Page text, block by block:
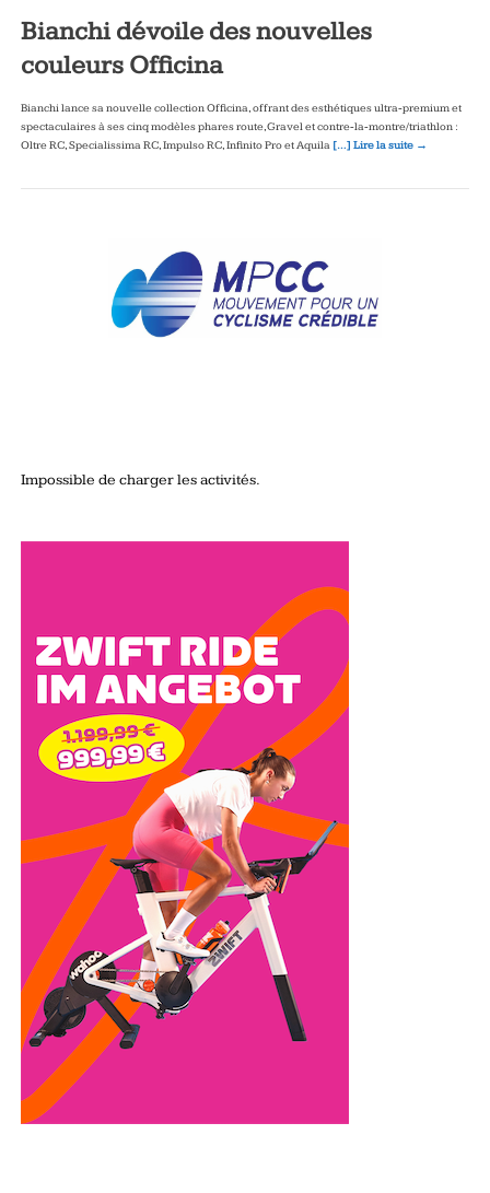
Bianchi dévoile des nouvelles
couleurs Officina
Bianchi lance sa nouvelle collection Officina, offrant des esthétiques ultra‑premium et
spectaculaires à ses cinq modèles phares route, Gravel et contre‑la‑montre/triathlon :
Oltre RC, Specialissima RC, Impulso RC, Infinito Pro et Aquila […] Lire la suite →
Impossible de charger les activités.